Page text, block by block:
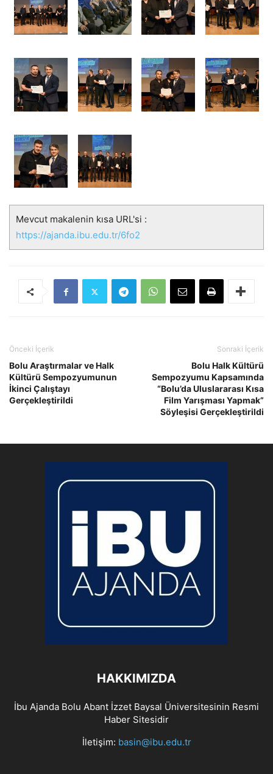
Mevcut makalenin kısa URL'si :
https://ajanda.ibu.edu.tr/6fo2
Önceki İçerik
Bolu Araştırmalar ve Halk
Kültürü Sempozyumunun
İkinci Çalıştayı
Gerçekleştirildi
Sonraki İçerik
Bolu Halk Kültürü
Sempozyumu Kapsamında
“Bolu’da Uluslararası Kısa
Film Yarışması Yapmak”
Söyleşisi Gerçekleştirildi
HAKKIMIZDA
İbu Ajanda Bolu Abant İzzet Baysal Üniversitesinin Resmi
Haber Sitesidir
İletişim: basin@ibu.edu.tr